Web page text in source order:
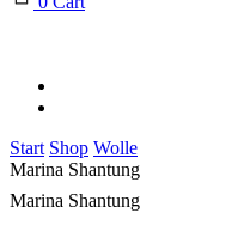
Start Shop Wolle
Marina Shantung
Marina Shantung